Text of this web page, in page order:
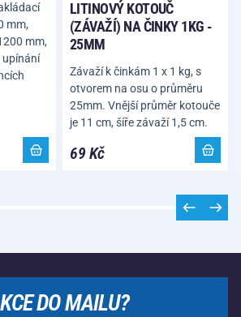
mm,
mm,
upínání
LITINOVÝ KOTOUČ
(ZÁVAŽÍ) NA ČINKY 1KG -
25MM
Závaží k činkám 1 x 1 kg, s
otvorem na osu o průměru
25mm. Vnější průměr kotouče
je 11 cm, šíře závaží 1,5 cm.
69 Kč
DO MAILU?